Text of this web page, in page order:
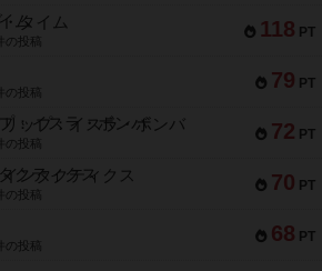
118 PT
タイム
の投稿
79 PT
の投稿
72 PT
ップ：イスラ・ボンバ
の投稿
70 PT
ンタクティクス
の投稿
68 PT
の投稿